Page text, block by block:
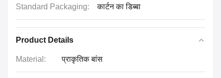
Standard Packaging: कार्टन का डिब्बा
Product Details
Material: प्राकृतिक बांस